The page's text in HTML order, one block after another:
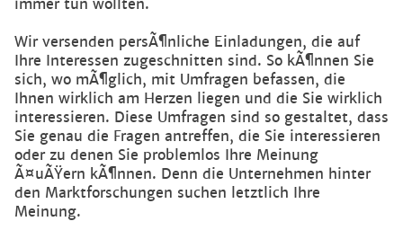
immer tun wollten.
Wir versenden persÃ¶nliche Einladungen, die auf
Ihre Interessen zugeschnitten sind. So kÃ¶nnen Sie
sich, wo mÃ¶glich, mit Umfragen befassen, die
Ihnen wirklich am Herzen liegen und die Sie wirklich
interessieren. Diese Umfragen sind so gestaltet, dass
Sie genau die Fragen antreffen, die Sie interessieren
oder zu denen Sie problemlos Ihre Meinung
Ã¤uÃŸern kÃ¶nnen. Denn die Unternehmen hinter
den Marktforschungen suchen letztlich Ihre
Meinung.